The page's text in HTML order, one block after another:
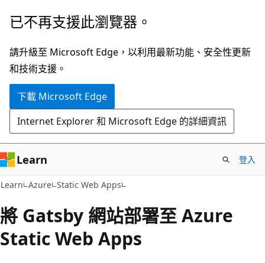
跳
主
要
內
已不再支援此瀏覽器。
請升級至 Microsoft Edge，以利用最新功能、安全性更新
和技術支援。
下載 Microsoft Edge
Internet Explorer 和 Microsoft Edge 的詳細資訊
Learn 登入
Learn Azure Static Web Apps
將 Gatsby 網站部署至 Azure
Static Web Apps